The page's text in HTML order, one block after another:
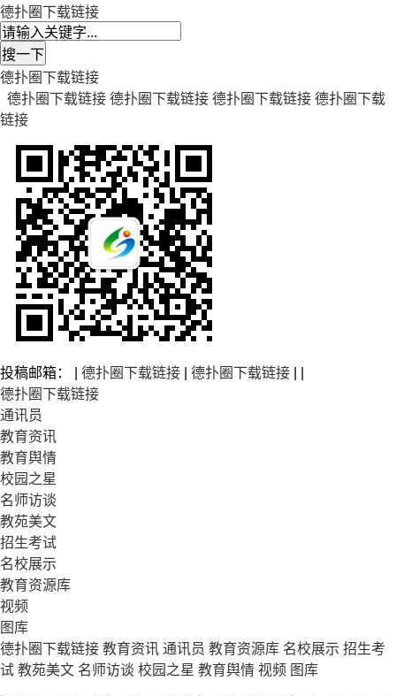
德扑圈下载链接
德扑圈下载链接
德扑圈下载链接 德扑圈下载链接 德扑圈下载链接 德扑圈下载
链接
投稿邮箱： | 德扑圈下载链接 德扑圈下载链接
德扑圈下载链接
通讯员
教育资讯
教育舆情
校园之星
名师访谈
教苑美文
招生考试
名校展示
教育资源库
视频
图库
德扑圈下载链接 教育资讯 通讯员 教育资源库 名校展示 招生考
试 教苑美文 名师访谈 校园之星 教育舆情 视频 图库